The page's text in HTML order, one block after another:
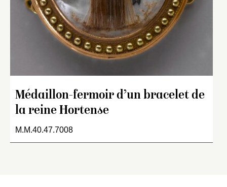
Médaillon-fermoir d’un bracelet de
la reine Hortense
M.M.40.47.7008